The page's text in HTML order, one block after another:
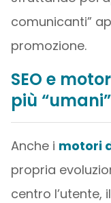
comunicanti”
promozione.
SEO e
più “umani”
Anche i motori
propria
centro l’utente,